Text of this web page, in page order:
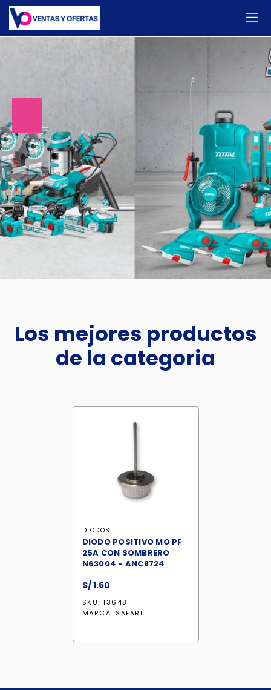
Los mejores productos
de la categoria
DIODOS
DIODO POSITIVO MO PF
25A CON SOMBRERO
N63004 - ANC8724
S/1.60
SKU: 13648
MARCA: SAFARI